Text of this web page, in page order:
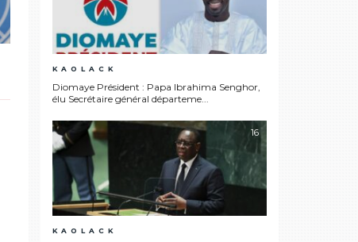
KAOLACK
Diomaye Président : Papa Ibrahima Senghor,
élu Secrétaire général départeme...
16
KAOLACK